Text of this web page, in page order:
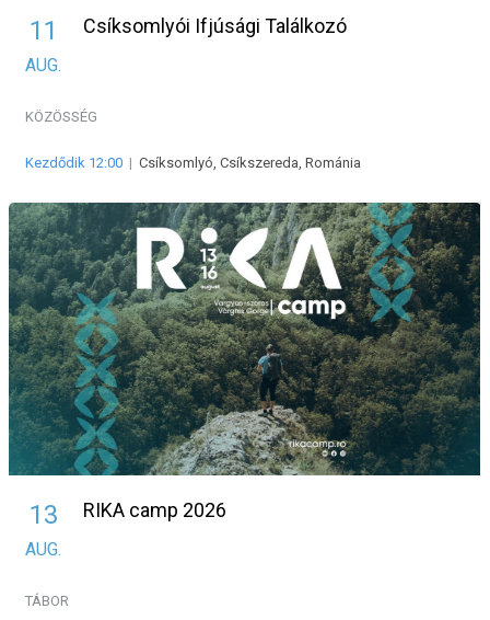
11
AUG.
Csíksomlyói Ifjúsági Találkozó
KÖZÖSSÉG
Kezdődik 12:00 | Csíksomlyó, Csíkszereda, Románia
13
AUG.
RIKA camp 2026
TÁBOR